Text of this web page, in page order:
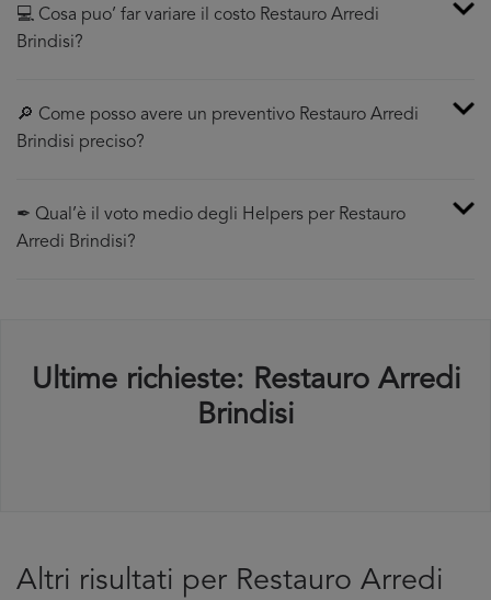
💻 Cosa puo’ far variare il costo Restauro Arredi
Brindisi?
🔎 Come posso avere un preventivo Restauro Arredi
Brindisi preciso?
✒ Qual’è il voto medio degli Helpers per Restauro
Arredi Brindisi?
Ultime richieste: Restauro Arredi
Brindisi
Altri risultati per Restauro Arredi